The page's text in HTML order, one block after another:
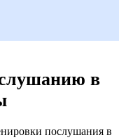
в
послушания в